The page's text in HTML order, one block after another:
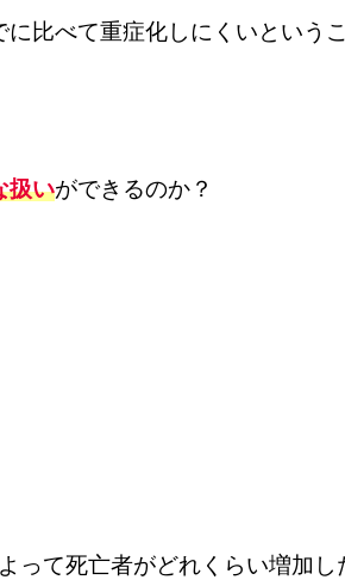
比べて重症化しにくいという
扱いができるのか？
って死亡者がどれくらい増加し